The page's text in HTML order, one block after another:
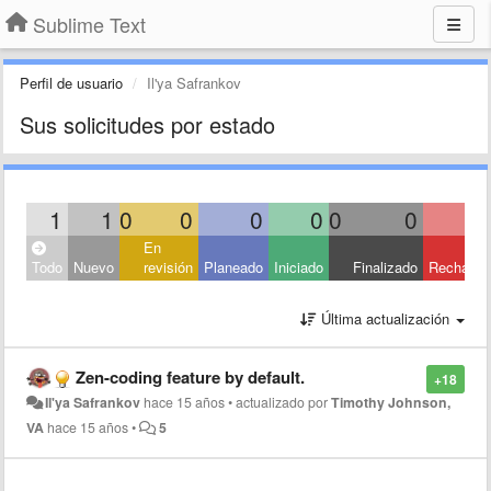
Sublime Text
Perfil de usuario Il'ya Safrankov
Sus solicitudes por estado
1 1 0 0 0 0 0 0
Todo Nuevo
En
revisión Planeado Iniciado Finalizado
Última actualización
+18
Zen-coding feature by default.
Il'ya Safrankov hace 15 años•actualizado porTimothy Johnson,
VA hace 15 años• 5